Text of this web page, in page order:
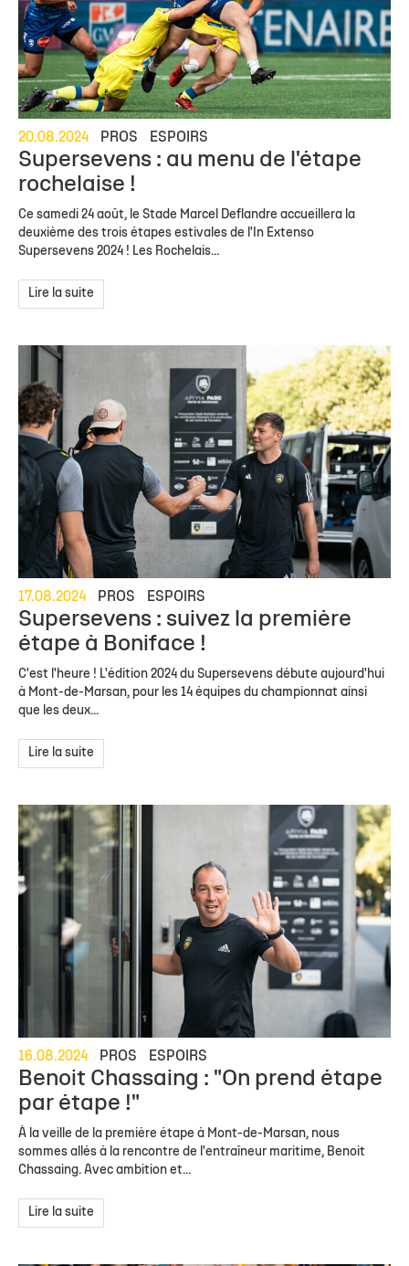
20.08.2024 PROS ESPOIRS
Supersevens : au menu de l'étape
rochelaise !
Ce samedi 24 août, le Stade Marcel Deflandre accueillera la
deuxième des trois étapes estivales de l'In Extenso
Supersevens 2024 ! Les Rochelais...
Lire la suite
17.08.2024 PROS ESPOIRS
Supersevens : suivez la première
étape à Boniface !
C'est l'heure ! L'édition 2024 du Supersevens débute aujourd'hui
à Mont-de-Marsan, pour les 14 équipes du championnat ainsi
que les deux...
Lire la suite
16.08.2024 PROS ESPOIRS
Benoit Chassaing : "On prend étape
par étape !"
À la veille de la première étape à Mont-de-Marsan, nous
sommes allés à la rencontre de l'entraîneur maritime, Benoit
Chassaing. Avec ambition et...
Lire la suite